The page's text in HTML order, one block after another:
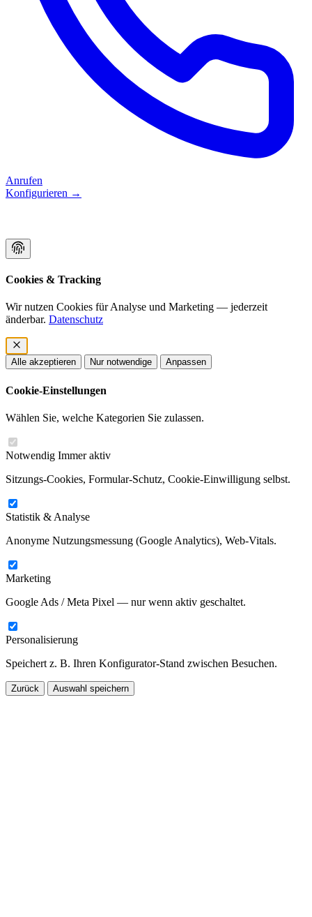
Anrufen
Konfigurieren →
Cookies & Tracking
Wir nutzen Cookies für Analyse und Marketing — jederzeit
änderbar. Datenschutz
Alle akzeptieren Nur notwendige Anpassen
Cookie-Einstellungen
Wählen Sie, welche Kategorien Sie zulassen.
Notwendig Immer aktiv
Sitzungs-Cookies, Formular-Schutz, Cookie-Einwilligung selbst.
Statistik & Analyse
Anonyme Nutzungsmessung (Google Analytics), Web-Vitals.
Marketing
Google Ads / Meta Pixel — nur wenn aktiv geschaltet.
Personalisierung
Speichert z. B. Ihren Konfigurator-Stand zwischen Besuchen.
Zurück Auswahl speichern